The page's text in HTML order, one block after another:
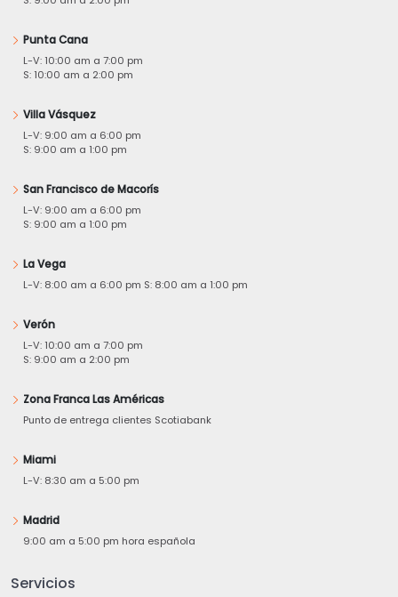
Punta Cana
L-V: 10:00 am a 7:00 pm
S: 10:00 am a 2:00 pm
Villa Vásquez
L-V: 9:00 am a 6:00 pm
S: 9:00 am a 1:00 pm
San Francisco de Macorís
L-V: 9:00 am a 6:00 pm
S: 9:00 am a 1:00 pm
La Vega
L-V: 8:00 am a 6:00 pm S: 8:00 am a 1:00 pm
Verón
L-V: 10:00 am a 7:00 pm
S: 9:00 am a 2:00 pm
Zona Franca Las Américas
Punto de entrega clientes Scotiabank
Miami
L-V: 8:30 am a 5:00 pm
Madrid
9:00 am a 5:00 pm hora española
Servicios